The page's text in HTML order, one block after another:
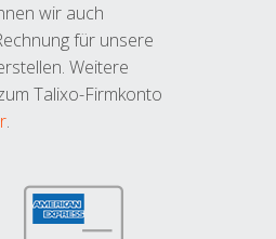
wir auch
für unsere
Weitere
Talixo-Firmkonto
.